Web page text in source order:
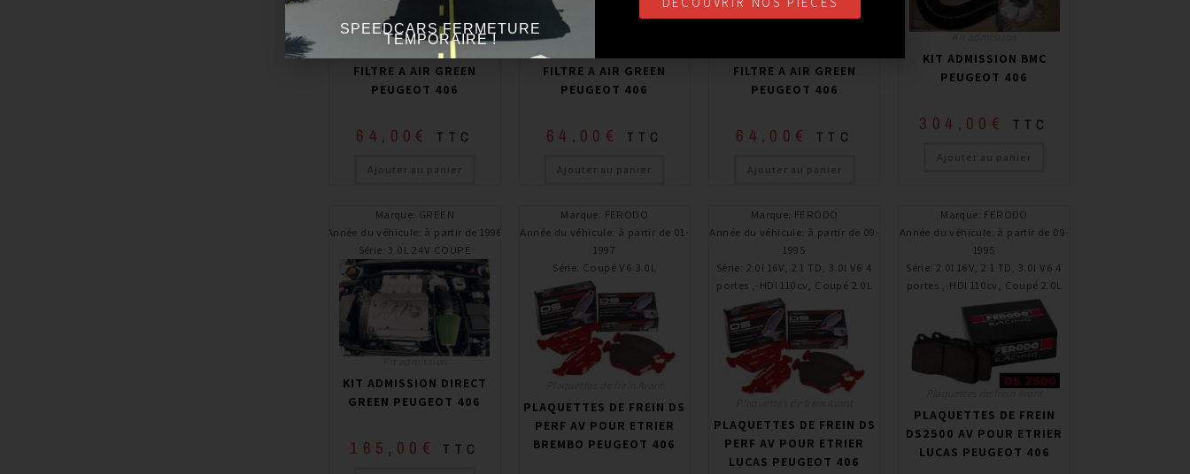
FILTRE A AIR GREEN
PEUGEOT 406
64,00 € TTC
Ajouter au panier
FILTRE A AIR GREEN
PEUGEOT 406
64,00 € TTC
Ajouter au panier
FILTRE A AIR GREEN
PEUGEOT 406
64,00 € TTC
Ajouter au panier
KIT ADMISSION BMC
PEUGEOT 406
304,00 € TTC
Ajouter au panier
Marque: GREEN
Année du véhicule: à partir de 1996
Série: 3.0L 24V COUPE
KIT ADMISSION DIRECT
GREEN PEUGEOT 406
165,00 € TTC
Marque: FERODO
Année du véhicule: à partir de 01-
1997
Série: Coupé V6 3.0L
PLAQUETTES DE FREIN DS
PERF AV POUR ETRIER
BREMBO PEUGEOT 406
Marque: FERODO
Année du véhicule: à partir de 09-
1995
Série: 2.0I 16V, 2.1 TD, 3.0I V6 4
portes ,-HDI 110cv, Coupé 2.0L
PLAQUETTES DE FREIN DS
PERF AV POUR ETRIER
LUCAS PEUGEOT 406
Marque: FERODO
Année du véhicule: à partir de 09-
1995
Série:2.0I 16V, 2.1 TD, 3.0I V6 4
portes ,-HDI 110cv, Coupé 2.0L
PLAQUETTES DE FREIN
DS2500 AV POUR ETRIER
LUCAS PEUGEOT 406
SPEEDCARS FERMETURE
TEMPORAIRE !